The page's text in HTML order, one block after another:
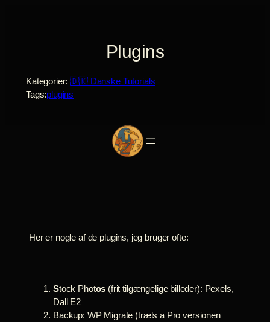
Plugins
Kategorier:🇩🇰 Danske Tutorials
Tags:plugins
Her er nogle af de plugins, jeg bruger ofte:
Stock Photos (frit tilgængelige billeder): Pexels,
Dall E2
Backup: WP Migrate (træls a Pro versionen